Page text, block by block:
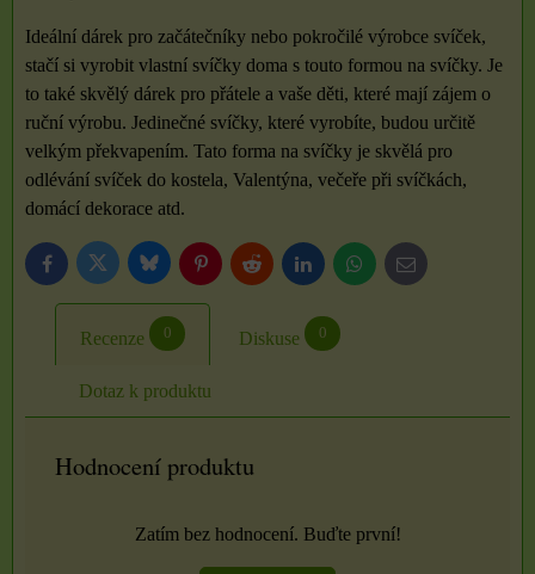
Ideální dárek pro začátečníky nebo pokročilé výrobce svíček,
stačí si vyrobit vlastní svíčky doma s touto formou na svíčky. Je
to také skvělý dárek pro přátele a vaše děti, které mají zájem o
ruční výrobu. Jedinečné svíčky, které vyrobíte, budou určitě
velkým překvapením. Tato forma na svíčky je skvělá pro
odlévání svíček do kostela, Valentýna, večeře při svíčkách,
domácí dekorace atd.
FacebookTwitter BlueskyPinterestReddit LinkedInWhatsApp
E-
mail
Recenze 0 Diskuse 0
Dotaz k produktu
Hodnocení produktu
Zatím bez hodnocení. Buďte první!